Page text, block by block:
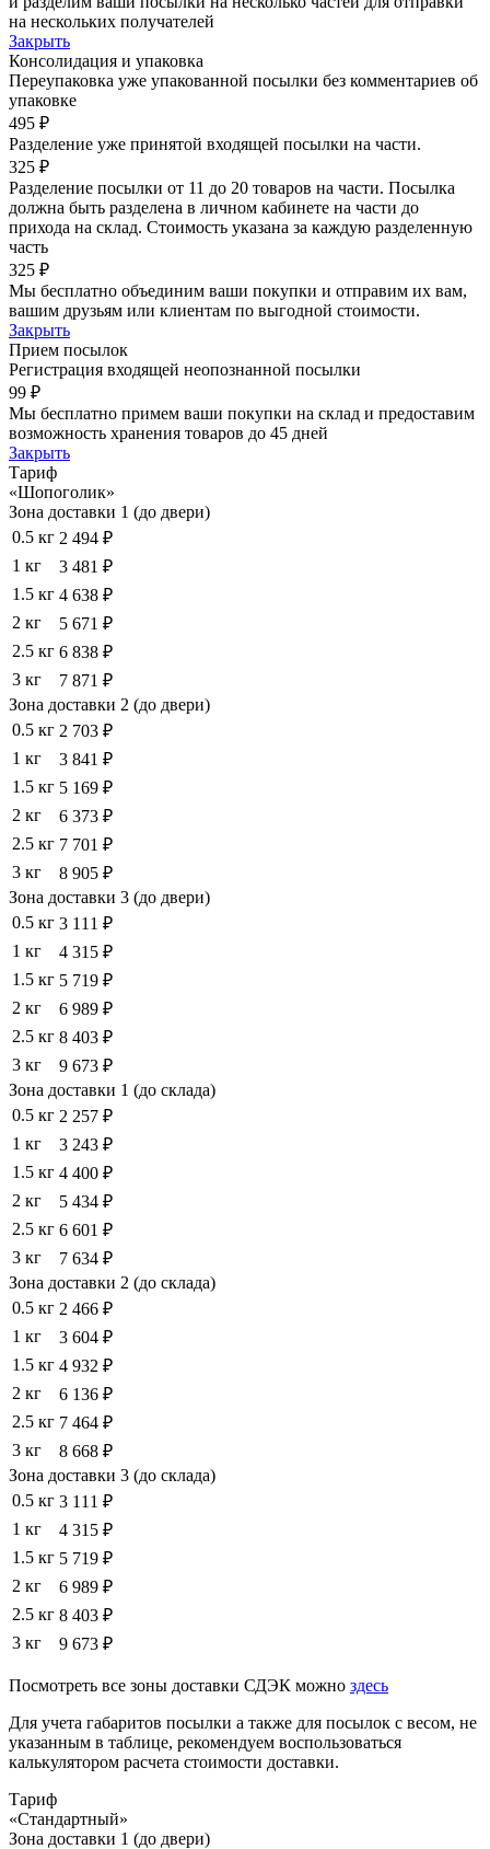
на нескольких получателей
Закрыть
Консолидация и упаковка
Переупаковка уже упакованной посылки без комментариев об
упаковке
495 ₽
Разделение уже принятой входящей посылки на части.
325 ₽
Разделение посылки от 11 до 20 товаров на части. Посылка
должна быть разделена в личном кабинете на части до
прихода на склад. Стоимость указана за каждую разделенную
часть
325 ₽
Мы бесплатно объединим ваши покупки и отправим их вам,
вашим друзьям или клиентам по выгодной стоимости.
Закрыть
Прием посылок
Регистрация входящей неопознанной посылки
99 ₽
Мы бесплатно примем ваши покупки на склад и предоставим
возможность хранения товаров до 45 дней
Закрыть
Тариф
«Шопоголик»
Зона доставки 1 (до двери)
0.5 кг 2 494 ₽
1 кг
3 481 ₽
1.5 кг 4 638 ₽
2 кг
5 671 ₽
2.5 кг 6 838 ₽
3 кг
7 871 ₽
Зона доставки 2 (до двери)
0.5 кг 2 703 ₽
1 кг
3 841 ₽
1.5 кг 5 169 ₽
2 кг
6 373 ₽
2.5 кг 7 701 ₽
3 кг
8 905 ₽
Зона доставки 3 (до двери)
0.5 кг 3 111 ₽
1 кг
4 315 ₽
1.5 кг 5 719 ₽
2 кг
6 989 ₽
2.5 кг 8 403 ₽
3 кг
9 673 ₽
Зона доставки 1 (до склада)
0.5 кг 2 257 ₽
1 кг
3 243 ₽
1.5 кг 4 400 ₽
2 кг
5 434 ₽
2.5 кг 6 601 ₽
3 кг
7 634 ₽
Зона доставки 2 (до склада)
0.5 кг 2 466 ₽
1 кг
3 604 ₽
1.5 кг 4 932 ₽
2 кг
6 136 ₽
2.5 кг 7 464 ₽
3 кг
8 668 ₽
Зона доставки 3 (до склада)
0.5 кг 3 111 ₽
1 кг
4 315 ₽
1.5 кг 5 719 ₽
2 кг
6 989 ₽
2.5 кг 8 403 ₽
3 кг
9 673 ₽
Посмотреть все зоны доставки СДЭК можно здесь
Для учета габаритов посылки а также для посылок с весом, не
указанным в таблице, рекомендуем воспользоваться
калькулятором расчета стоимости доставки.
Тариф
«Стандартный»
Зона доставки 1 (до двери)